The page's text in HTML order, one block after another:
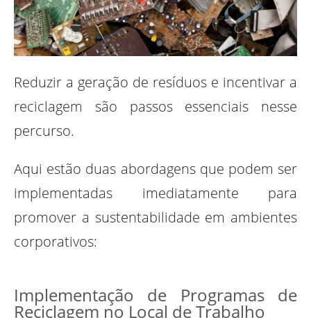
Reduzir a geração de resíduos e incentivar a
reciclagem são passos essenciais nesse
percurso.
Aqui estão duas abordagens que podem ser
implementadas imediatamente para
promover a sustentabilidade em ambientes
corporativos:
Implementação de Programas de
Reciclagem no Local de Trabalho